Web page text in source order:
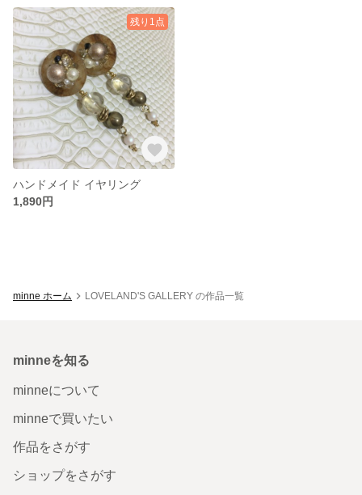
残り1点
ハンドメイド イヤリング
1,890円
minne ホーム LOVELAND'S GALLERY の作品一覧
minneを知る
minneについて
minneで買いたい
作品をさがす
ショップをさがす